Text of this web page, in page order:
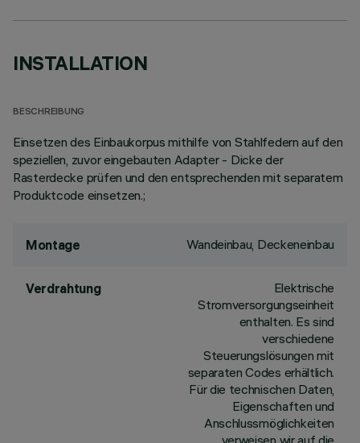
INSTALLATION
BESCHREIBUNG
Einsetzen des Einbaukorpus mithilfe von Stahlfedern auf den
speziellen, zuvor eingebauten Adapter - Dicke der
Rasterdecke prüfen und den entsprechenden mit separatem
Produktcode einsetzen.;
Montage Wandeinbau, Deckeneinbau
Verdrahtung
Elektrische
Stromversorgungseinheit
enthalten. Es sind
verschiedene
Steuerungslösungen mit
separaten Codes erhältlich.
Für die technischen Daten,
Eigenschaften und
Anschlussmöglichkeiten
verweisen wir auf die